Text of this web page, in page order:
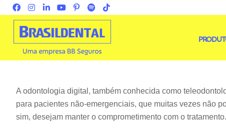
A odontologia digital, também conhecida como
para pacientes não-emergenciais, que muitas vezes não
sim, desejam manter o comprometimento com o tratamento.